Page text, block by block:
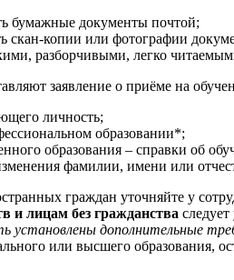
бумажные документы почтой;
скан-копии или фотографии
разборчивыми, легко
заявление о приёме на
личность;
образовании*;
образования – справки об
фамилии, имени или
граждан уточняйте у
и лицам без гражданства
установлены дополнительные
или высшего образования,